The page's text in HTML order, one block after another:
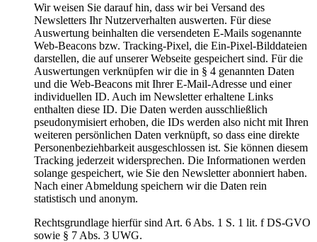
Wir weisen Sie darauf hin, dass wir bei Versand des
Newsletters Ihr Nutzerverhalten auswerten. Für diese
Auswertung beinhalten die versendeten E-Mails sogenannte
Web-Beacons bzw. Tracking-Pixel, die Ein-Pixel-Bilddateien
darstellen, die auf unserer Webseite gespeichert sind. Für die
Auswertungen verknüpfen wir die in § 4 genannten Daten
und die Web-Beacons mit Ihrer E-Mail-Adresse und einer
individuellen ID. Auch im Newsletter erhaltene Links
enthalten diese ID. Die Daten werden ausschließlich
pseudonymisiert erhoben, die IDs werden also nicht mit Ihren
weiteren persönlichen Daten verknüpft, so dass eine direkte
Personenbeziehbarkeit ausgeschlossen ist. Sie können diesem
Tracking jederzeit widersprechen. Die Informationen werden
solange gespeichert, wie Sie den Newsletter abonniert haben.
Nach einer Abmeldung speichern wir die Daten rein
statistisch und anonym.
Rechtsgrundlage hierfür sind Art. 6 Abs. 1 S. 1 lit. f DS-GVO
sowie § 7 Abs. 3 UWG.